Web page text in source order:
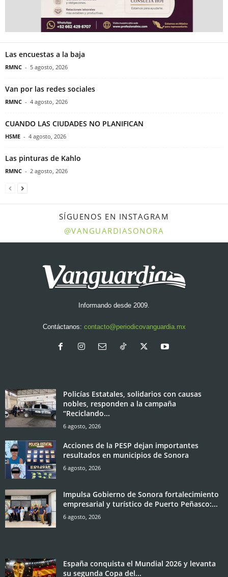
Las encuestas a la baja
RMNC - 5 agosto, 2026
Van por las redes sociales
RMNC - 4 agosto, 2026
CUANDO LAS CIUDADES NO PLANIFICAN
HSME - 4 agosto, 2026
Las pinturas de Kahlo
RMNC - 2 agosto, 2026
SÍGUENOS EN INSTAGRAM
@VANGUARDIASONORA
Informando desde 2009.
Contáctanos: contacto@periodicovanguardia.mx
Policías Estatales, solidarios con causas
nobles, responden a la campaña
“Reciclando...
6 agosto, 2026
Acciones de la PESP dejan importantes
resultados en municipios de Sonora
6 agosto, 2026
Impulsa Gobierno de Sonora fortalecimiento
empresarial y turístico de Puerto Peñasco:...
6 agosto, 2026
España conquista el Mundial 2026 y levanta
su segunda Copa del...